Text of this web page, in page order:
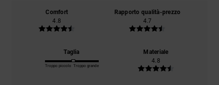
Comfort
4.8
Rapporto qualità-prezzo
4.7
Taglia
Troppo piccolo Troppo grande
Materiale
4.8